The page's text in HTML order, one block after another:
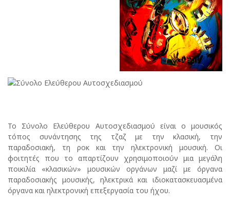
Το Σύνολο Ελεύθερου Αυτοσχεδιασμού είναι ο μουσικός
τόπος συνάντησης της τζαζ με την κλασική, την
παραδοσιακή, τη ροκ και την ηλεκτρονική μουσική. Οι
φοιτητές που το απαρτίζουν χρησιμοποιούν μια μεγάλη
ποικιλία «κλασικών» μουσικών οργάνων μαζί με όργανα
παραδοσιακής μουσικής, ηλεκτρικά και ιδιοκατασκευασμένα
όργανα και ηλεκτρονική επεξεργασία του ήχου.